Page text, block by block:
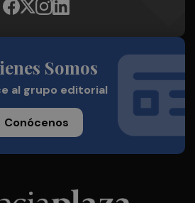
Somos
al grupo editorial
Conócenos